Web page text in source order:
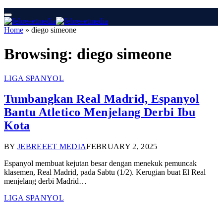
Home » diego simeone
Browsing: diego simeone
LIGA SPANYOL
Tumbangkan Real Madrid, Espanyol
Bantu Atletico Menjelang Derbi Ibu
Kota
BY JEBREEET MEDIAFEBRUARY 2, 2025
Espanyol membuat kejutan besar dengan menekuk pemuncak
klasemen, Real Madrid, pada Sabtu (1/2). Kerugian buat El Real
menjelang derbi Madrid…
LIGA SPANYOL